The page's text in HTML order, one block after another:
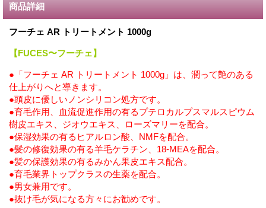
商品詳細
フーチェ AR トリートメント 1000g
【FUCES〜フーチェ】
●「フーチェ AR トリートメント 1000g」は、潤って艶のある
仕上がりへと導きます。
●頭皮に優しいノンシリコン処方です。
●育毛作用、血流促進作用の有るプテロカルプスマルスピウム
樹皮エキス、ジオウエキス、ローズマリーを配合。
●保湿効果の有るヒアルロン酸、NMFを配合。
●髪の修復効果の有る羊毛ケラチン、18-MEAを配合。
●髪の保護効果の有るみかん果皮エキス配合。
●育毛業界トップクラスの生薬を配合。
●男女兼用です。
●抜け毛が気になる方々にお勧めです。